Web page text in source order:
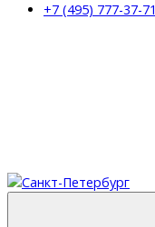
+7 (495) 777-37-71